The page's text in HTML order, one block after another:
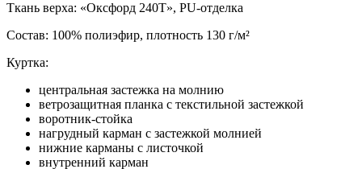
Ткань верха: «Оксфорд 240Т», PU-отделка
Состав: 100% полиэфир, плотность 130 г/м²
Куртка:
центральная застежка на молнию
ветрозащитная планка с текстильной застежкой
воротник-стойка
нагрудный карман с застежкой молнией
нижние карманы с листочкой
внутренний карман